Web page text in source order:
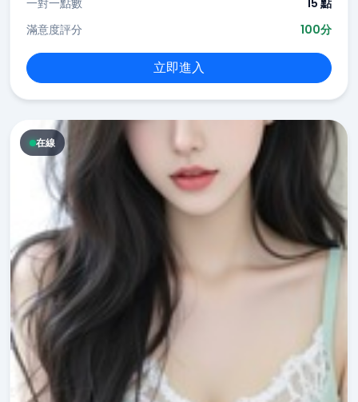
一對一點數
15 點
滿意度評分
100分
立即進入
在線